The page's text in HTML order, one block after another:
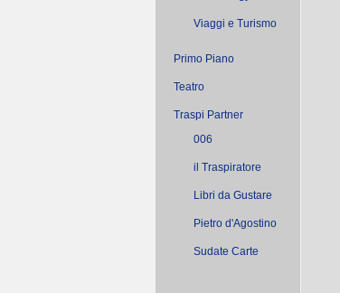
Viaggi e Turismo
Primo Piano
Teatro
Traspi Partner
006
il Traspiratore
Libri da Gustare
Pietro d'Agostino
Sudate Carte